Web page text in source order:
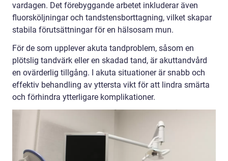
vardagen. Det förebyggande arbetet inkluderar även
fluorsköljningar och tandstensborttagning, vilket skapar
stabila förutsättningar för en hälsosam mun.
För de som upplever akuta tandproblem, såsom en
plötslig tandvärk eller en skadad tand, är akuttandvård
en ovärderlig tillgång. I akuta situationer är snabb och
effektiv behandling av yttersta vikt för att lindra smärta
och förhindra ytterligare komplikationer.